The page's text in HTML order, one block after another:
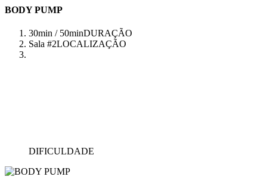
BODY PUMP
30min / 50minDURAÇÃO
Sala #2LOCALIZAÇÃO
DIFICULDADE